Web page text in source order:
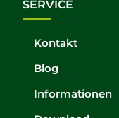
SERVICE
Kontakt
Blog
Informationen